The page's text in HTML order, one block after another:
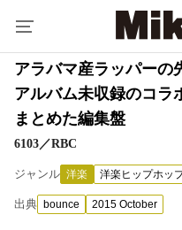
アラバマ産ラッパーの
アルバム未収録のコラ
まとめた編集盤
6103／RBC
ジャンル 洋楽 洋楽ヒップホッ
出典 bounce 2015 October